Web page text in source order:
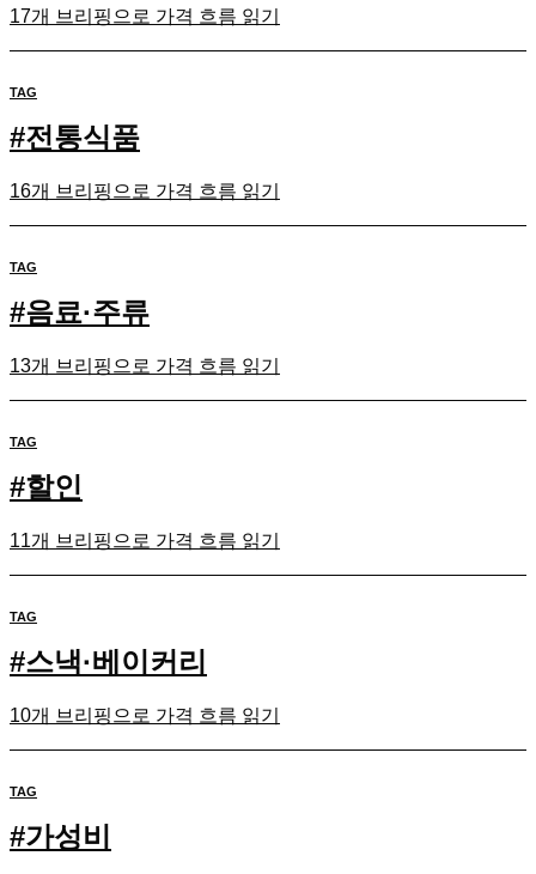
17개 브리핑으로 가격 흐름 읽기
TAG
#전통식품
16개 브리핑으로 가격 흐름 읽기
TAG
#음료·주류
13개 브리핑으로 가격 흐름 읽기
TAG
#할인
11개 브리핑으로 가격 흐름 읽기
TAG
#스낵·베이커리
10개 브리핑으로 가격 흐름 읽기
TAG
#가성비